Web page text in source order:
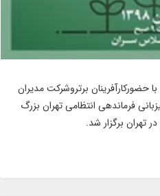
برتروشرکت مدیران
فرماندهی انتظامی تهران بزرگ
برگزار شد.